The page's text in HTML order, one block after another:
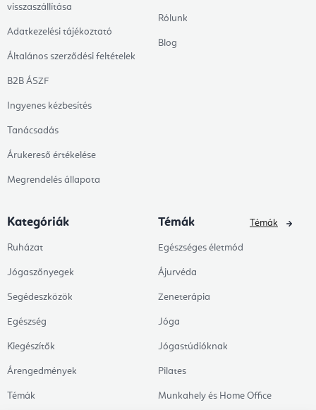
visszaszállítása
Adatkezelési tájékoztató
Általános szerződési feltételek
B2B ÁSZF
Ingyenes kézbesítés
Tanácsadás
Árukereső értékelése
Megrendelés állapota
Rólunk
Blog
Kategóriák
Ruházat
Jógaszőnyegek
Segédeszközök
Egészség
Kiegészítők
Árengedmények
Témák
Témák
Egészséges életmód
Ájurvéda
Zeneterápia
Jóga
Jógastúdióknak
Pilates
Munkahely és Home Office
Témák